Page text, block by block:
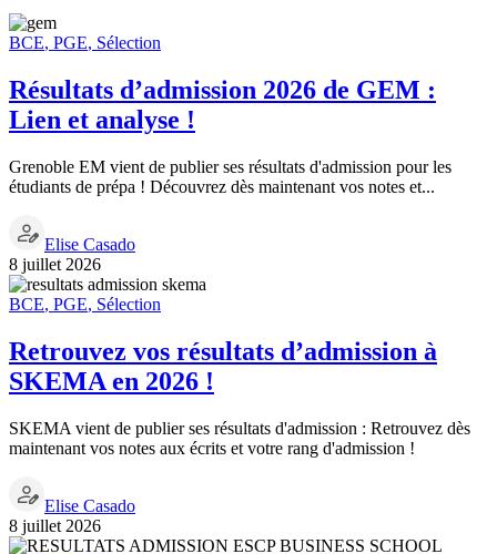
BCE, PGE, Sélection
Résultats d’admission 2026 de GEM :
Lien et analyse !
Grenoble EM vient de publier ses résultats d'admission pour les
étudiants de prépa ! Découvrez dès maintenant vos notes et...
Elise Casado
8 juillet 2026
BCE, PGE, Sélection
Retrouvez vos résultats d’admission à
SKEMA en 2026 !
SKEMA vient de publier ses résultats d'admission : Retrouvez dès
maintenant vos notes aux écrits et votre rang d'admission !
Elise Casado
8 juillet 2026